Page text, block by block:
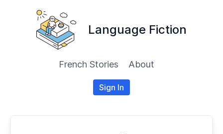
Language Fiction
French Stories About
Sign In